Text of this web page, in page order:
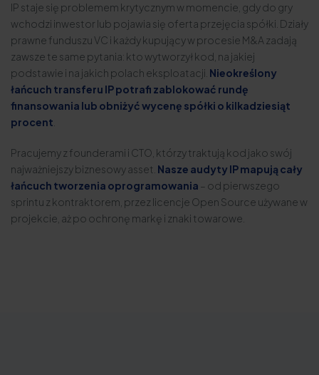
IP staje się problemem krytycznym w momencie, gdy do gry
wchodzi inwestor lub pojawia się oferta przejęcia spółki. Działy
prawne funduszu VC i każdy kupujący w procesie M&A zadają
zawsze te same pytania: kto wytworzył kod, na jakiej
podstawie i na jakich polach eksploatacji. Nieokreślony
łańcuch transferu IP potrafi zablokować rundę
finansowania lub obniżyć wycenę spółki o kilkadziesiąt
procent
Pracujemy z founderami i CTO, którzy traktują kod jako swój
najważniejszy biznesowy asset. Nasze audyty IP mapują cały
łańcuch tworzenia oprogramowania – od pierwszego
sprintu z kontraktorem, przez licencje Open Source używane w
projekcie, aż po ochronę markę i znaki towarowe.